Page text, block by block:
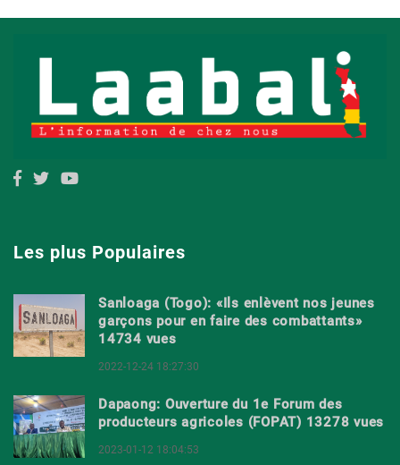
Les plus Populaires
Sanloaga (Togo): «Ils enlèvent nos jeunes
garçons pour en faire des combattants»
14734 vues
2022-12-24 18:27:30
Dapaong: Ouverture du 1e Forum des
producteurs agricoles (FOPAT) 13278 vues
2023-01-12 18:04:53